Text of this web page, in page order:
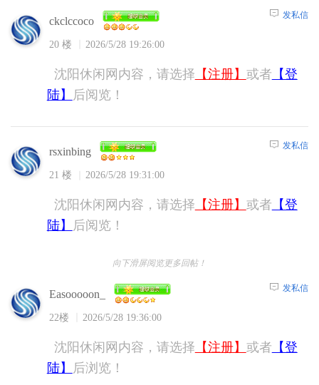
ckclccoco
20 楼 2026/5/28 19:26:00
发私信
沈阳休闲网内容，请选择 【注册】 或者 【登
陆】
后阅览！
rsxinbing
21 楼 2026/5/28 19:31:00
发私信
沈阳休闲网内容，请选择 【注册】 或者 【登
陆】
后阅览！
向下滑屏阅览更多回帖！
Easooooon_
22楼 2026/5/28 19:36:00
发私信
沈阳休闲网内容，请选择 【注册】 或者 【登
陆】
后浏览！